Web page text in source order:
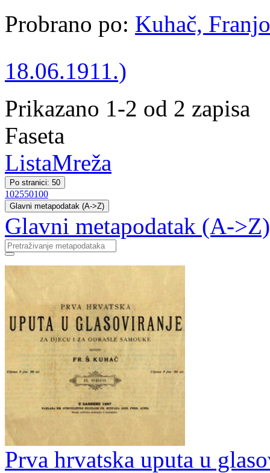
Probrano po: Kuhač,
18.06.1911.)
Prikazano 1-2 od 2 zapisa
Faseta
ListaMreža
Po stranici: 50
102550100
Glavni metapodatak (A->Z)
Glavni metapodatak (A->Z)
Prva hrvatska uputa u